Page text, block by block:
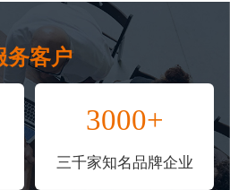
务客户
3000+
三千家知名品牌企业